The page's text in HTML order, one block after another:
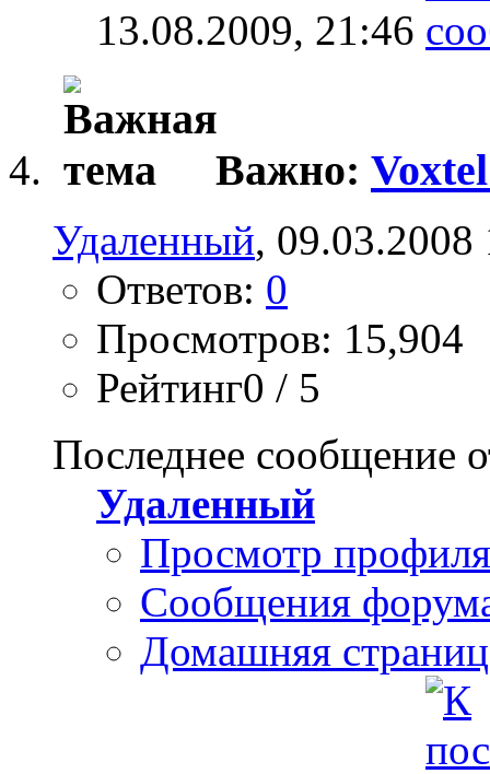
13.08.2009, 21:46
Важно:
Удаленный, 09.03.2008
Ответов: 0
Просмотров: 15,904
Рейтинг0 / 5
Последнее сообщение
Удаленный
Просмотр профиля
Сообщения
Домашняя